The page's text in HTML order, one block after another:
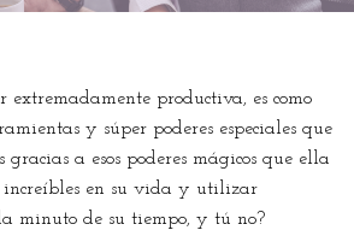
extremadamente productiva, es como
y súper poderes especiales que
a esos poderes mágicos que ella
increíbles en su vida y utilizar
minuto de su tiempo, y tú no?